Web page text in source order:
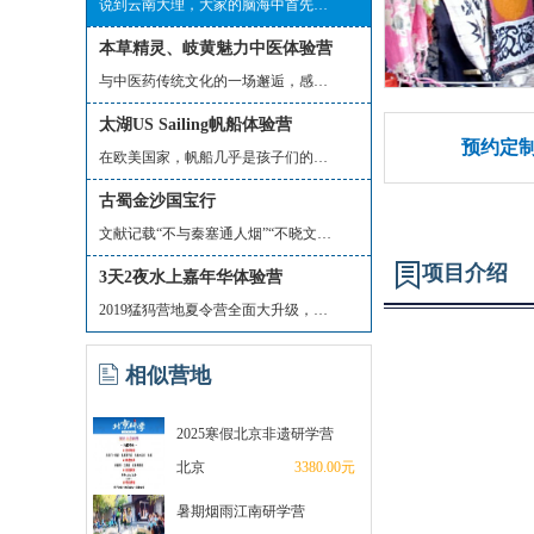
说到云南大理，大家的脑海中首先会想到...
本草精灵、岐黄魅力中医体验营
与中医药传统文化的一场邂逅，感受岐黄...
太湖US Sailing帆船体验营
在欧美国家，帆船几乎是孩子们的必修课...
古蜀金沙国宝行
文献记载“不与秦塞通人烟”“不晓文字...
3天2夜水上嘉年华体验营
2019猛犸营地夏令营全面大升级，经过5年...
相似营地
2025寒假北京非遗研学营
北京
3380.00元
暑期烟雨江南研学营
预约定
项目介绍